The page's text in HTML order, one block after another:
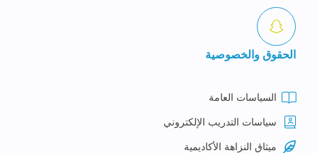
الحقوق والخصوصية
السياسات العامة
سياسات التدريب الإلكتروني
ميثاق النزاهة الأكاديمية